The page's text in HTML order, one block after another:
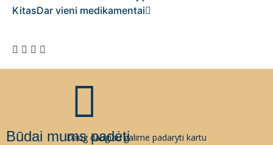
KitasDar vieni medikamentai
Būdai mums padėti
Daug daugiau galime padaryti kartu